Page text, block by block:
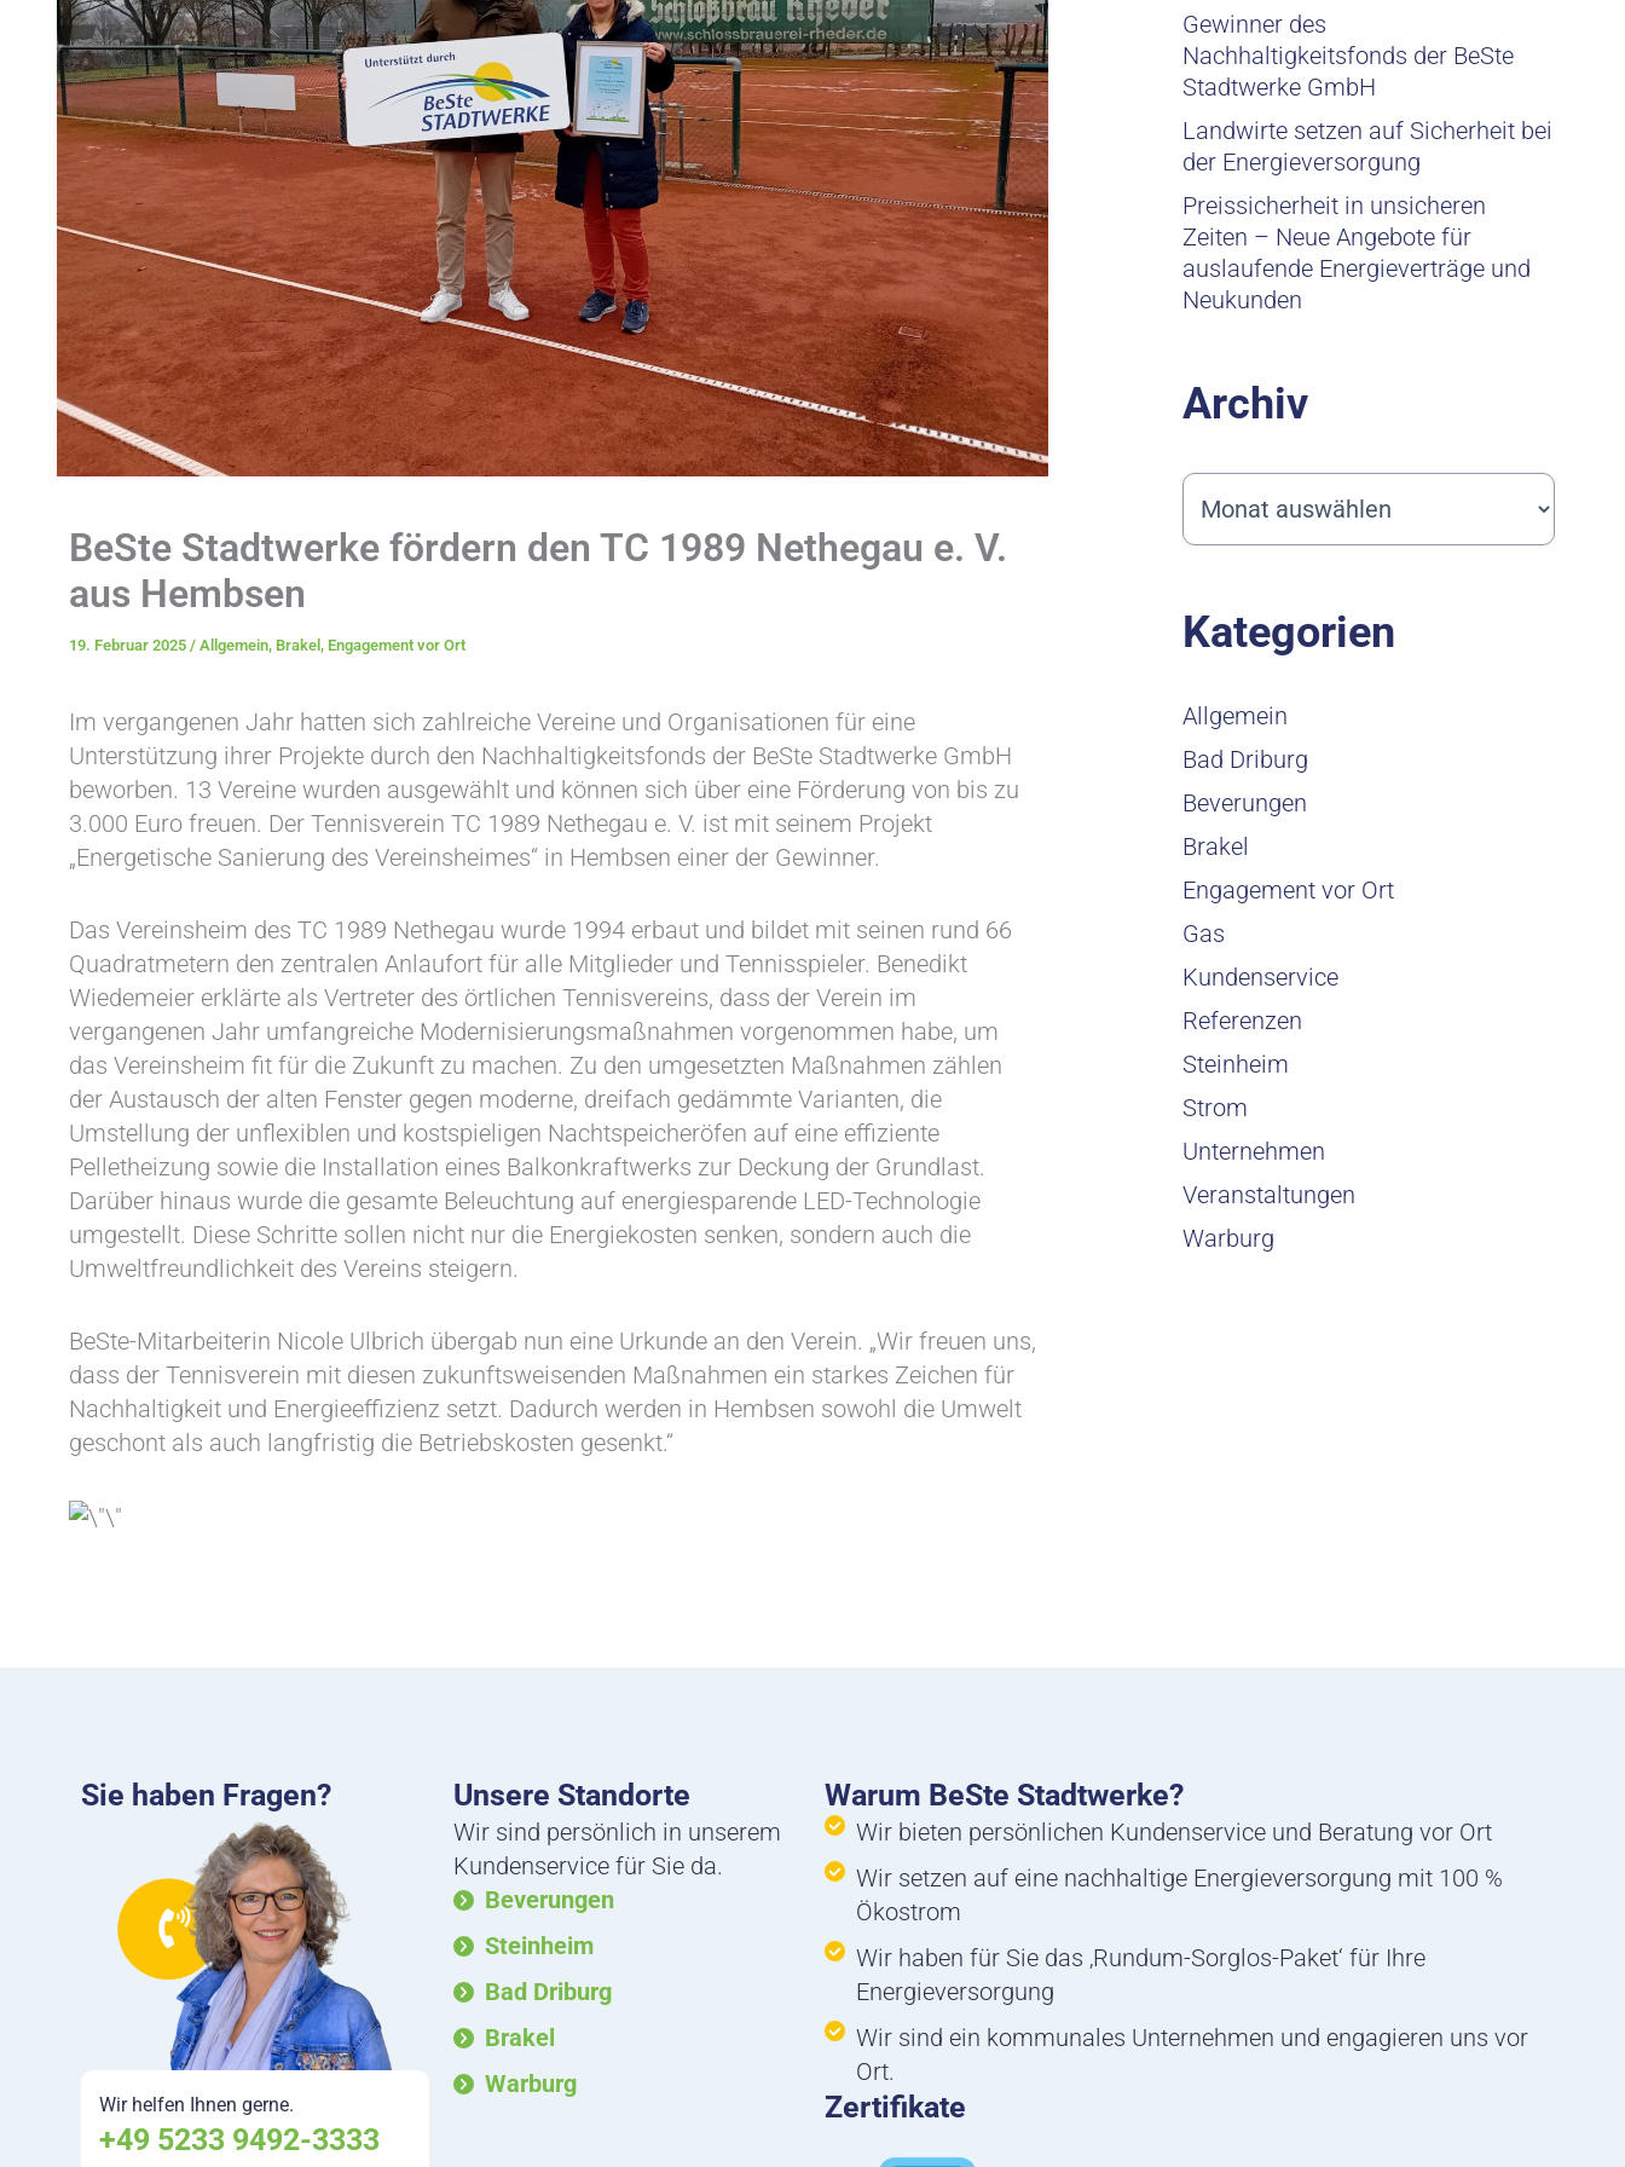
BeSte Stadtwerke fördern den TC 1989 Nethegau e. V.
aus Hembsen
19. Februar 2025 / Allgemein, Brakel , Engagement vor Ort
Im vergangenen Jahr hatten sich zahlreiche Vereine und Organisationen für eine
Unterstützung ihrer Projekte durch den Nachhaltigkeitsfonds der BeSte Stadtwerke GmbH
beworben. 13 Vereine wurden ausgewählt und können sich über eine Förderung von bis zu
3.000 Euro freuen. Der Tennisverein TC 1989 Nethegau e. V. ist mit seinem Projekt
„Energetische Sanierung des Vereinsheimes“ in Hembsen einer der Gewinner.
Das Vereinsheim des TC 1989 Nethegau wurde 1994 erbaut und bildet mit seinen rund 66
Quadratmetern den zentralen Anlaufort für alle Mitglieder und Tennisspieler. Benedikt
Wiedemeier erklärte als Vertreter des örtlichen Tennisvereins, dass der Verein im
vergangenen Jahr umfangreiche Modernisierungsmaßnahmen vorgenommen habe, um
das Vereinsheim fit für die Zukunft zu machen. Zu den umgesetzten Maßnahmen zählen
der Austausch der alten Fenster gegen moderne, dreifach gedämmte Varianten, die
Umstellung der unflexiblen und kostspieligen Nachtspeicheröfen auf eine effiziente
Pelletheizung sowie die Installation eines Balkonkraftwerks zur Deckung der Grundlast.
Darüber hinaus wurde die gesamte Beleuchtung auf energiesparende LED-Technologie
umgestellt. Diese Schritte sollen nicht nur die Energiekosten senken, sondern auch die
Umweltfreundlichkeit des Vereins steigern.
BeSte-Mitarbeiterin Nicole Ulbrich übergab nun eine Urkunde an den Verein. „Wir freuen uns,
dass der Tennisverein mit diesen zukunftsweisenden Maßnahmen ein starkes Zeichen für
Nachhaltigkeit und Energieeffizienz setzt. Dadurch werden in Hembsen sowohl die Umwelt
geschont als auch langfristig die Betriebskosten gesenkt.“
Gewinner des
Nachhaltigkeitsfonds der BeSte
Stadtwerke GmbH
Landwirte setzen auf Sicherheit bei
der Energieversorgung
Preissicherheit in unsicheren
Zeiten – Neue Angebote für
auslaufende Energieverträge und
Neukunden
Archiv
Kategorien
Allgemein
Bad Driburg
Beverungen
Brakel
Engagement vor Ort
Gas
Kundenservice
Referenzen
Steinheim
Strom
Unternehmen
Veranstaltungen
Warburg
Sie haben Fragen?
Wir helfen Ihnen gerne.
+49 5233 9492-3333
Unsere Standorte
Wir sind persönlich in unserem
Kundenservice für Sie da.
Beverungen
Steinheim
Bad Driburg
Brakel
Warburg
Warum BeSte Stadtwerke?
Wir bieten persönlichen Kundenservice und Beratung vor Ort
Wir setzen auf eine nachhaltige Energieversorgung mit 100 %
Ökostrom
Wir haben für Sie das ‚Rundum-Sorglos-Paket‘ für Ihre
Energieversorgung
Wir sind ein kommunales Unternehmen und engagieren uns vor
Ort.
Zertifikate